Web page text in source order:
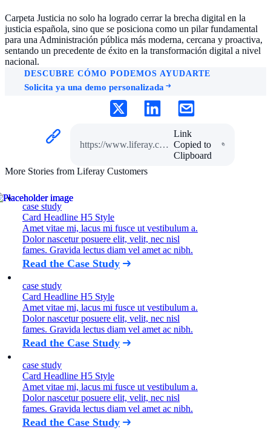
Carpeta Justicia no solo ha logrado cerrar la brecha digital en la
justicia española, sino que se posiciona como un pilar fundamental
para una Administración pública más moderna, cercana y proactiva,
sentando un precedente de éxito en la transformación digital a nivel
nacional.
DESCUBRE CÓMO PODEMOS AYUDARTE
Solicita ya una demo personalizada
https://www.liferay.com/es/el-ministerio-de-justicia-desarrolla-carpeta-justicia-con-liferay-dxp
Link
Copied to
Clipboard
More Stories from Liferay Customers
case study
Card Headline H5 Style
Amet vitae mi, lacus mi fusce ut vestibulum a.
Dolor nascetur posuere elit, velit, nec nisl
fames. Gravida lectus diam vel amet ac nibh.
Read the Case Study
case study
Card Headline H5 Style
Amet vitae mi, lacus mi fusce ut vestibulum a.
Dolor nascetur posuere elit, velit, nec nisl
fames. Gravida lectus diam vel amet ac nibh.
Read the Case Study
case study
Card Headline H5 Style
Amet vitae mi, lacus mi fusce ut vestibulum a.
Dolor nascetur posuere elit, velit, nec nisl
fames. Gravida lectus diam vel amet ac nibh.
Read the Case Study